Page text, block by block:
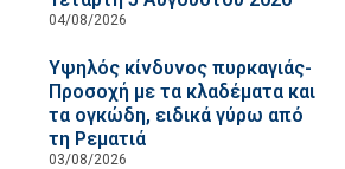
04/08/2026
Υψηλός κίνδυνος πυρκαγιάς-
Προσοχή με τα κλαδέματα και
τα ογκώδη, ειδικά γύρω από
τη Ρεματιά
03/08/2026